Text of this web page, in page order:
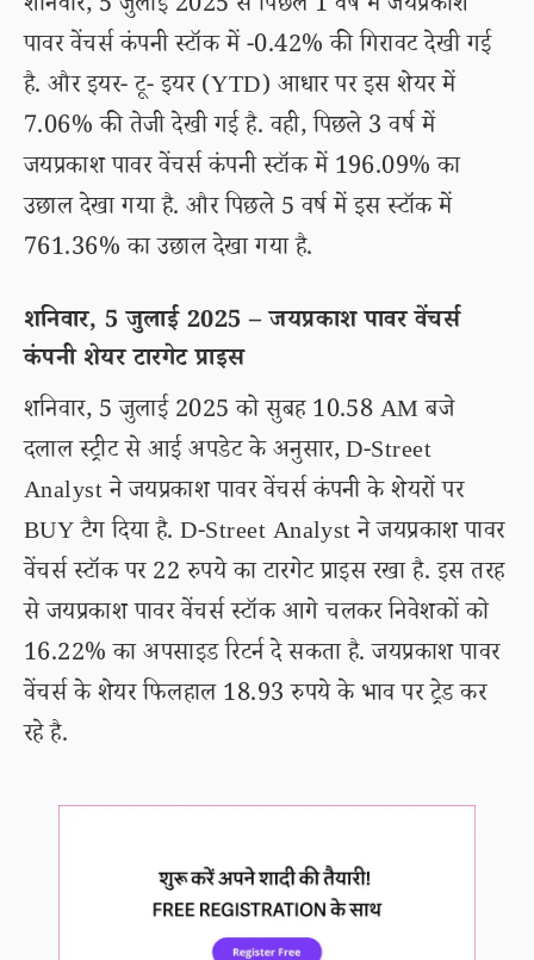
पावर वेंचर्स कंपनी स्टॉक में -0.42% की गिरावट देखी गई
है. और इयर- टू- इयर (YTD) आधार पर इस शेयर में
7.06% की तेजी देखी गई है. वही, पिछले 3 वर्ष में
जयप्रकाश पावर वेंचर्स कंपनी स्टॉक में 196.09% का
उछाल देखा गया है. और पिछले 5 वर्ष में इस स्टॉक में
761.36% का उछाल देखा गया है.
शनिवार, 5 जुलाई 2025 – जयप्रकाश पावर वेंचर्स
कंपनी शेयर टारगेट प्राइस
शनिवार, 5 जुलाई 2025 को सुबह 10.58 AM बजे
दलाल स्ट्रीट से आई अपडेट के अनुसार, D-Street
Analyst ने जयप्रकाश पावर वेंचर्स कंपनी के शेयरों पर
BUY टैग दिया है. D-Street Analyst ने जयप्रकाश पावर
वेंचर्स स्टॉक पर 22 रुपये का टारगेट प्राइस रखा है. इस तरह
से जयप्रकाश पावर वेंचर्स स्टॉक आगे चलकर निवेशकों को
16.22% का अपसाइड रिटर्न दे सकता है. जयप्रकाश पावर
वेंचर्स के शेयर फिलहाल 18.93 रुपये के भाव पर ट्रेड कर
रहे है.